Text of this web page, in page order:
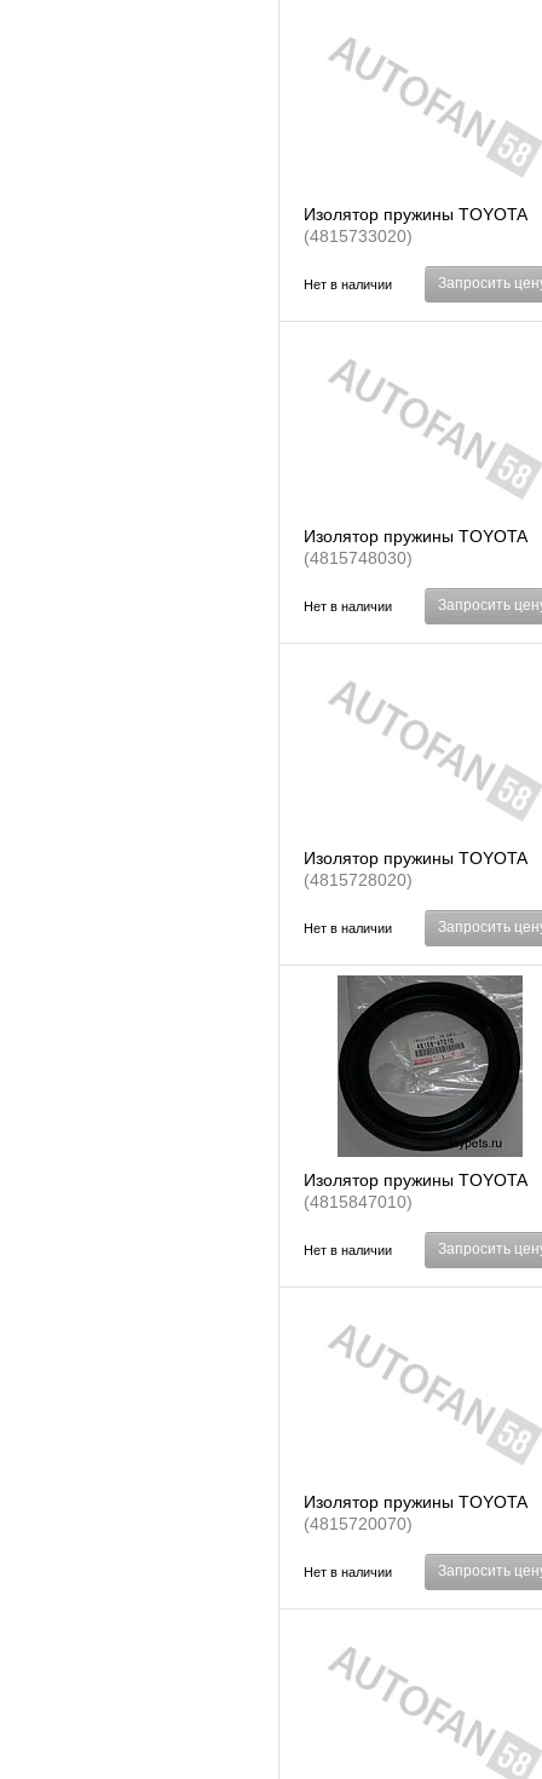
Изолятор пружины TOYOTA
(4815733020)
Нет в наличии Запросить
Изолятор пружины TOYOTA
(4815748030)
Нет в наличии Запросить
Изолятор пружины TOYOTA
(4815728020)
Нет в наличии Запросить
Изолятор пружины TOYOTA
(4815847010)
Нет в наличии Запросить
Изолятор пружины TOYOTA
(4815720070)
Нет в наличии Запросить